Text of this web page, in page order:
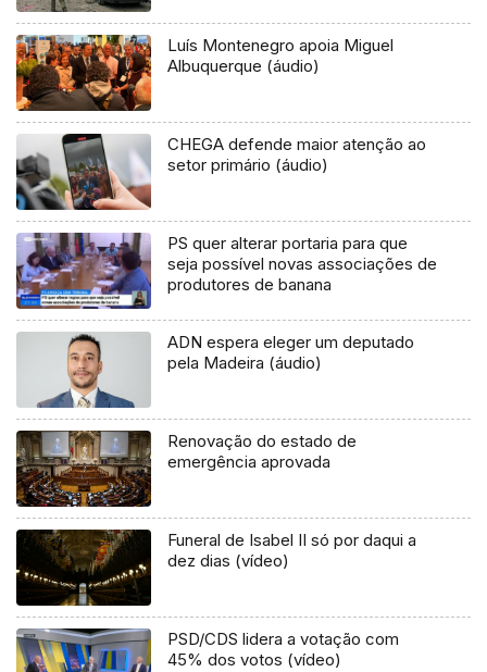
Luís Montenegro apoia Miguel
Albuquerque (áudio)
CHEGA defende maior atenção ao
setor primário (áudio)
PS quer alterar portaria para que
seja possível novas associações de
produtores de banana
ADN espera eleger um deputado
pela Madeira (áudio)
Renovação do estado de
emergência aprovada
Funeral de Isabel II só por daqui a
dez dias (vídeo)
PSD/CDS lidera a votação com
45% dos votos (vídeo)